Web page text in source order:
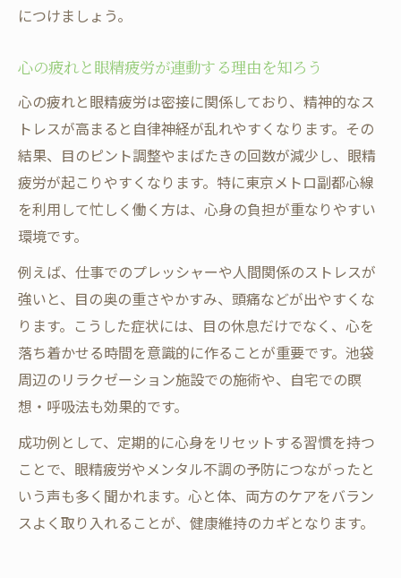
につけましょう。
心の疲れと眼精疲労が連動する理由を知ろう
心の疲れと眼精疲労は密接に関係しており、精神的なス
トレスが高まると自律神経が乱れやすくなります。その
結果、目のピント調整やまばたきの回数が減少し、眼精
疲労が起こりやすくなります。特に東京メトロ副都心線
を利用して忙しく働く方は、心身の負担が重なりやすい
環境です。
例えば、仕事でのプレッシャーや人間関係のストレスが
強いと、目の奥の重さやかすみ、頭痛などが出やすくな
ります。こうした症状には、目の休息だけでなく、心を
落ち着かせる時間を意識的に作ることが重要です。池袋
周辺のリラクゼーション施設での施術や、自宅での瞑
想・呼吸法も効果的です。
成功例として、定期的に心身をリセットする習慣を持つ
ことで、眼精疲労やメンタル不調の予防につながったと
いう声も多く聞かれます。心と体、両方のケアをバラン
スよく取り入れることが、健康維持のカギとなります。